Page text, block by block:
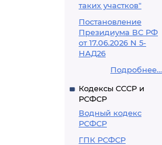
таких участков"
Постановление
Президиума ВС РФ
от 17.06.2026 N 5-
НАД26
Подробнее...
Кодексы СССР и
РСФСР
Водный кодекс
РСФСР
ГПК РСФСР